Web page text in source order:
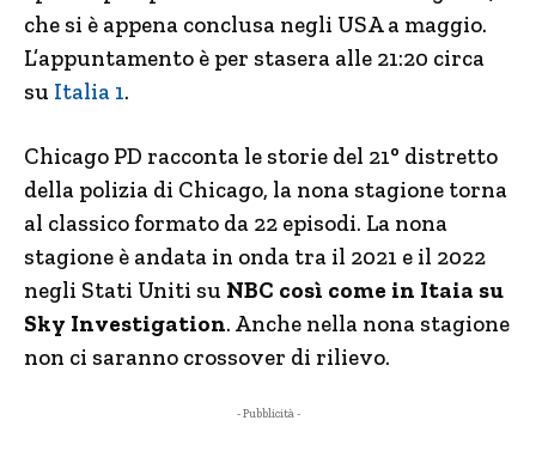
che si è appena conclusa negli USA a maggio.
L’appuntamento è per stasera alle 21:20 circa
su Italia 1.
Chicago PD racconta le storie del 21° distretto
della polizia di Chicago, la nona stagione torna
al classico formato da 22 episodi. La nona
stagione è andata in onda tra il 2021 e il 2022
negli Stati Uniti su NBC così come in Itaia su
Sky Investigation. Anche nella nona stagione
non ci saranno crossover di rilievo.
- Pubblicità -